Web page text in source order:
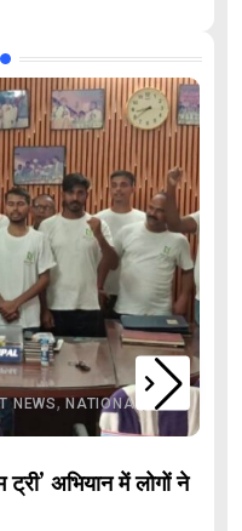
NEWS,NATIONAL
ट्री’ अभियान में लोगों ने